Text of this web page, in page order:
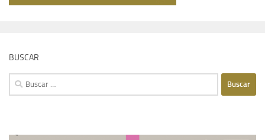
BUSCAR
Buscar: